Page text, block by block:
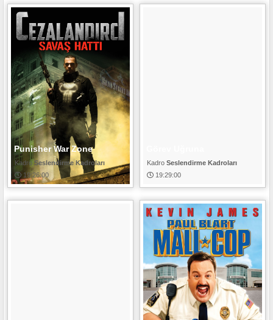
Punisher War Zone
Seslendirme Kadroları
19:26:00
Seslendirme Kadroları
19:29:00